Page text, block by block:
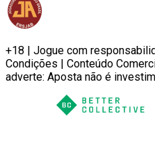
+18 | Jogue com
Condições | Conteúdo
adverte: Aposta não é